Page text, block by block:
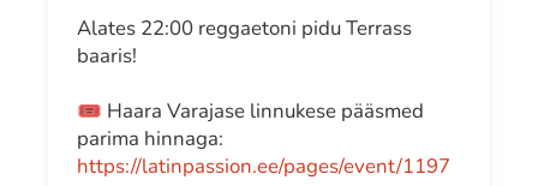
Alates 22:00 reggaetoni pidu Terrass
baaris!
🎟️ Haara Varajase linnukese pääsmed
parima hinnaga:
https://latinpassion.ee/pages/event/1197